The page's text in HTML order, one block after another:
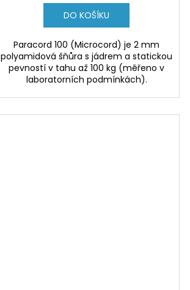
DO KOŠÍKU
Paracord 100 (Microcord) je 2 mm
polyamidová šňůra s jádrem a statickou
pevností v tahu až 100 kg (měřeno v
laboratorních podmínkách).